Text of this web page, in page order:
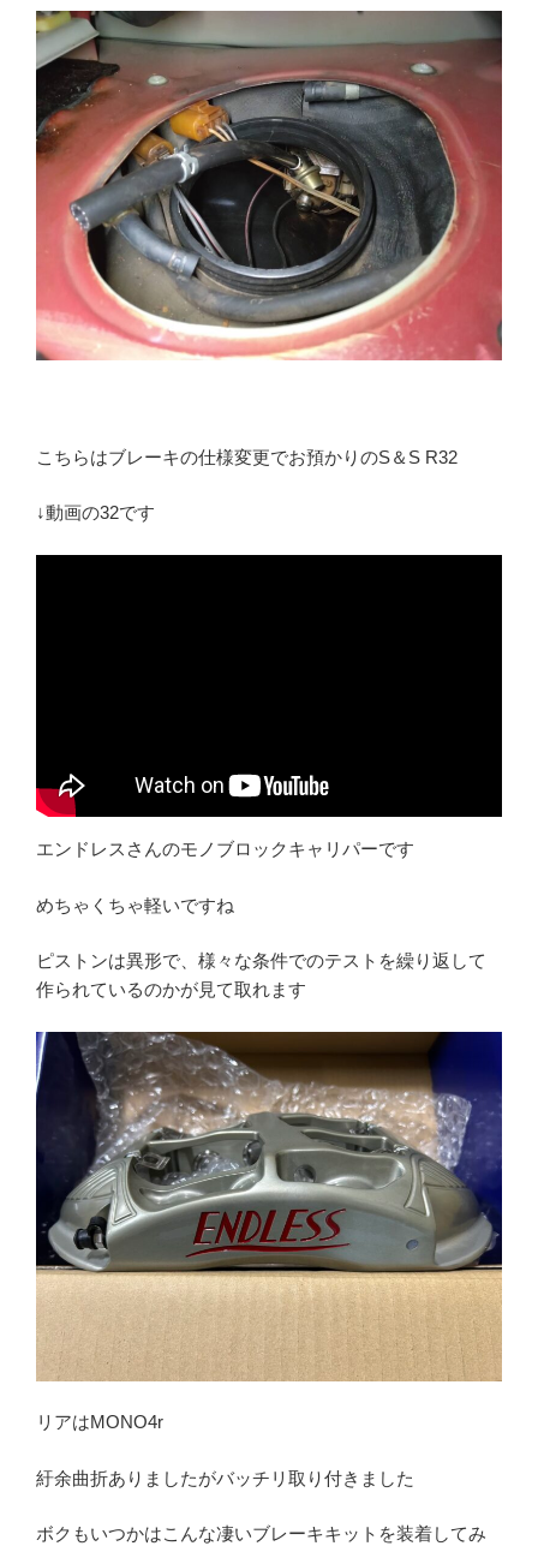
こちらはブレーキの仕様変更でお預かりのS＆S R32
↓動画の32です
エンドレスさんのモノブロックキャリパーです
めちゃくちゃ軽いですね
ピストンは異形で、様々な条件でのテストを繰り返して
作られているのかが見て取れます
リアはMONO4r
紆余曲折ありましたがバッチリ取り付きました
ボクもいつかはこんな凄いブレーキキットを装着してみ